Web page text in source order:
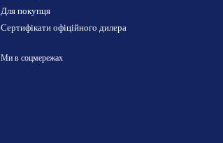
Для покупця
Сертифікати офіційного дилера
Ми в соцмережах